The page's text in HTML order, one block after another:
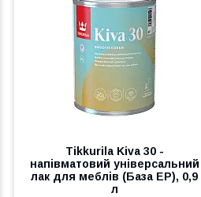
Tikkurila Kiva 30 -
напівматовий універсальний
лак для меблів (База EP), 0,9
л